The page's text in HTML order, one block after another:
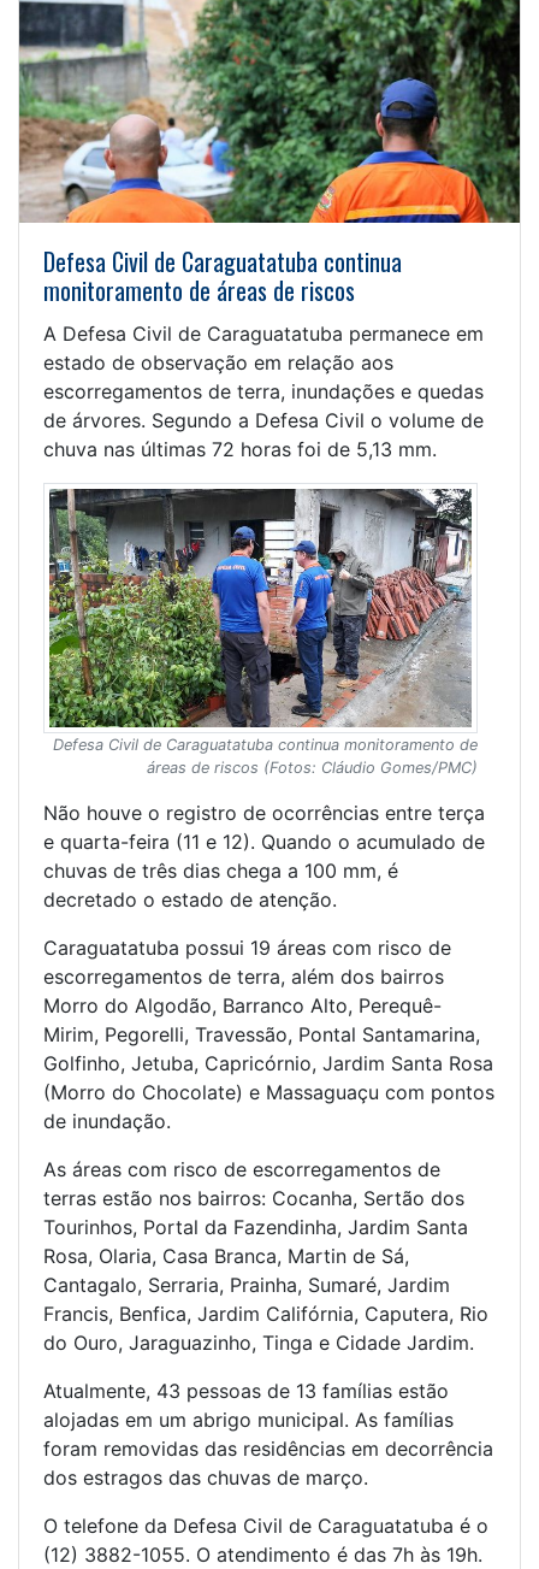
Defesa Civil de Caraguatatuba continua
monitoramento de áreas de riscos
A Defesa Civil de Caraguatatuba permanece em
estado de observação em relação aos
escorregamentos de terra, inundações e quedas
de árvores. Segundo a Defesa Civil o volume de
chuva nas últimas 72 horas foi de 5,13 mm.
Defesa Civil de Caraguatatuba continua monitoramento de
áreas de riscos (Fotos: Cláudio Gomes/PMC)
Não houve o registro de ocorrências entre terça
e quarta-feira (11 e 12). Quando o acumulado de
chuvas de três dias chega a 100 mm, é
decretado o estado de atenção.
Caraguatatuba possui 19 áreas com risco de
escorregamentos de terra, além dos bairros
Morro do Algodão, Barranco Alto, Perequê-
Mirim, Pegorelli, Travessão, Pontal Santamarina,
Golfinho, Jetuba, Capricórnio, Jardim Santa Rosa
(Morro do Chocolate) e Massaguaçu com pontos
de inundação.
As áreas com risco de escorregamentos de
terras estão nos bairros: Cocanha, Sertão dos
Tourinhos, Portal da Fazendinha, Jardim Santa
Rosa, Olaria, Casa Branca, Martin de Sá,
Cantagalo, Serraria, Prainha, Sumaré, Jardim
Francis, Benfica, Jardim Califórnia, Caputera, Rio
do Ouro, Jaraguazinho, Tinga e Cidade Jardim.
Atualmente, 43 pessoas de 13 famílias estão
alojadas em um abrigo municipal. As famílias
foram removidas das residências em decorrência
dos estragos das chuvas de março.
O telefone da Defesa Civil de Caraguatatuba é o
(12) 3882-1055. O atendimento é das 7h às 19h.